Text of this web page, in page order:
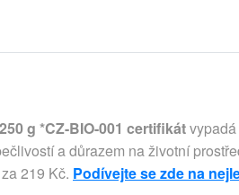
g *CZ-BIO-001 certifikát
a důrazem na životní
219 Kč. Podívejte se zde na